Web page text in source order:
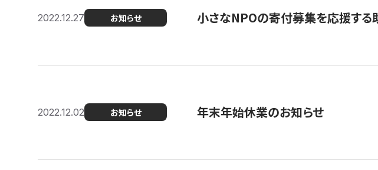
2022.12.27 お知らせ 小さなNPOの寄付募集を応援する
2022.12.02 お知らせ 年末年始休業のお知らせ